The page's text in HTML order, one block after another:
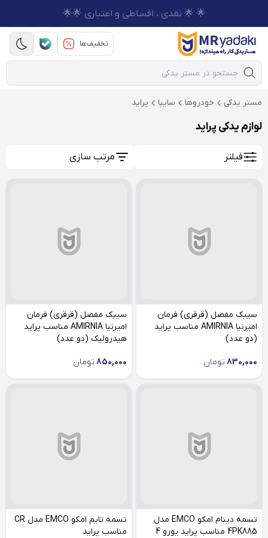
🌟 🌟 نقدی ، اقساطی و اعتباری 🌟🌟
تخفیف‌ها
Mobile Search
مستر یدکی خودروها سایپا پراید
لوازم یدکی پراید
فیلتر مرتب سازی
سیبک مفصل (قرقری) فرمان
امیرنیا AMIRNIA مناسب پراید
(دو عدد)
830,000 تومان
سیبک مفصل (قرقری) فرمان
امیرنیا AMIRNIA مناسب پراید
هیدرولیک (دو عدد)
850,000 تومان
تسمه دینام امکو EMCO مدل
4PK885 مناسب پراید یورو 4
تسمه تایم امکو EMCO مدل CR
مناسب پراید